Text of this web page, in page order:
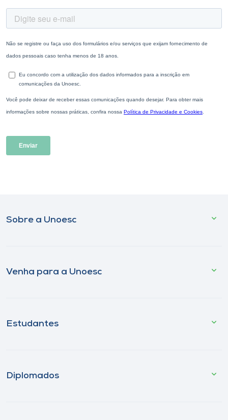
Sobre a Unoesc
Venha para a Unoesc
Estudantes
Diplomados